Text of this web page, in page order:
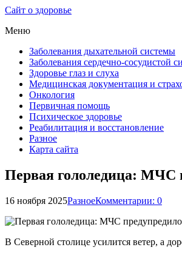
Сайт о здоровье
Меню
Заболевания дыхательной системы
Заболевания сердечно-сосудистой
Здоровье глаз и слуха
Медицинская документация и
Онкология
Первичная помощь
Психическое здоровье
Реабилитация и восстановление
Разное
Карта сайта
Первая гололедица: МЧС
16 ноября 2025РазноеКомментарии: 0
В Северной столице усилится ветер, а